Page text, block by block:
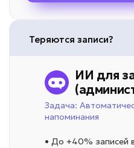
Теряются записи?
ИИ для
Задача:
напоминания
• До +40% записей